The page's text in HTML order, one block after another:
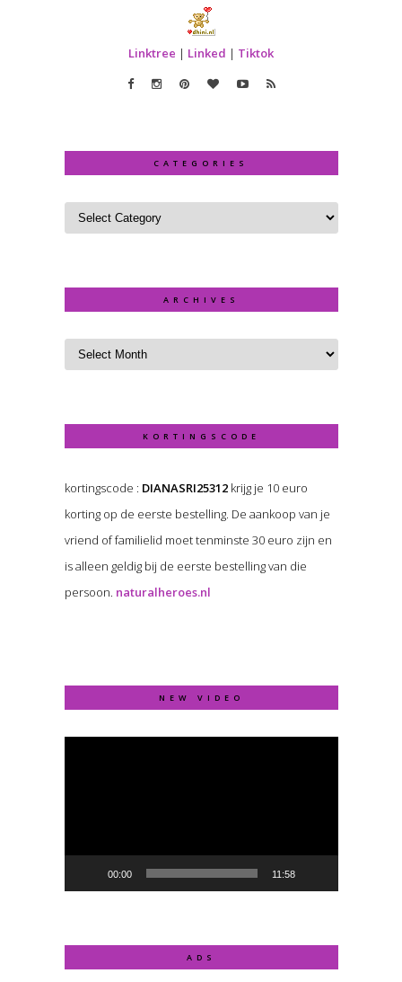
Linktree | Linked | Tiktok
CATEGORIES
ARCHIVES
KORTINGSCODE
kortingscode : DIANASRI25312krijg je 10 euro
korting op de eerste bestelling. De aankoop van je
vriend of familielid moet tenminste 30 euro zijn en
is alleen geldig bij de eerste bestelling van die
persoon. naturalheroes.nl
NEW VIDEO
Video
00:00 11:58
ADS